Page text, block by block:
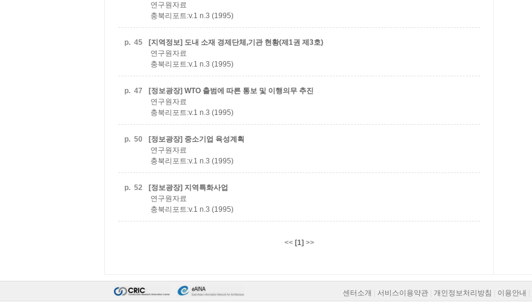
연구원자료
충북리포트:v.1 n.3 (1995)
p. 45
[지역정보] 도내 소재 경제단체,기관 현황(제1권 제3호)
연구원자료
충북리포트:v.1 n.3 (1995)
p. 47
[정보광장] WTO 출범에 따른 통보 및 이행의무 추진
연구원자료
충북리포트:v.1 n.3 (1995)
p. 50
[정보광장] 중소기업 육성계획
연구원자료
충북리포트:v.1 n.3 (1995)
p. 52
[정보광장] 지역특화사업
연구원자료
충북리포트:v.1 n.3 (1995)
<< [1] >>
센터소개 서비스이용약관 개인정보처리방침 이용안내